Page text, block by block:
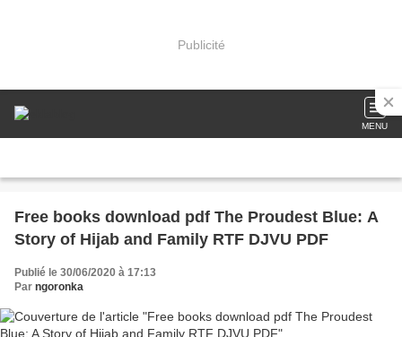
Publicité
MENU
Free books download pdf The Proudest Blue: A
Story of Hijab and Family RTF DJVU PDF
Publié le 30/06/2020 à 17:13
Par ngoronka